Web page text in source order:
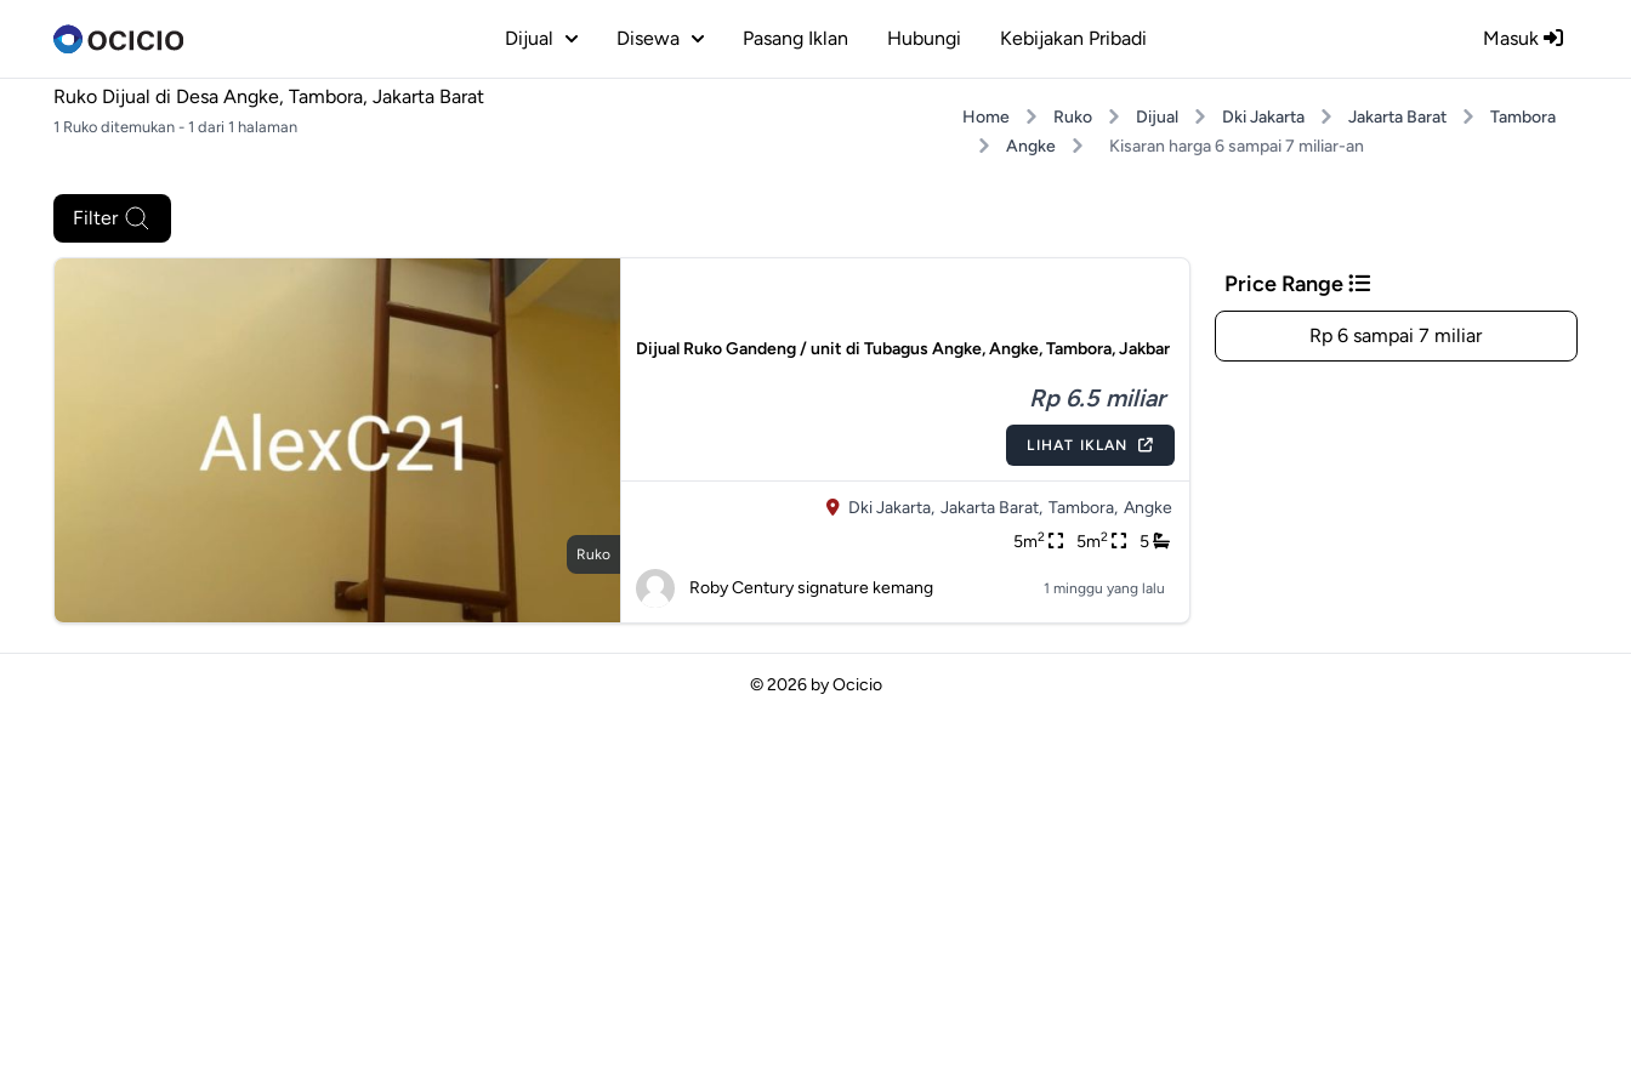
Masuk
Dijual Disewa Pasang Iklan Hubungi Kebijakan Pribadi
Ruko Dijual di Desa Angke, Tambora, Jakarta Barat
1 Ruko ditemukan - 1 dari 1 halaman Home Ruko Dijual Dki Jakarta Jakarta Barat
Tambora
Angke
Kisaran harga 6 sampai 7 miliar-an
Filter
Ruko
Dijual Ruko Gandeng / unit di Tubagus Angke, Angke, Tambora, Jakbar
Rp 6.5 miliar
LIHAT IKLAN
Dki Jakarta, Jakarta Barat, Tambora, Angke
5m2 5m2 5
Roby Century signature kemang 1 minggu yang lalu
Price Range
Rp 6 sampai 7 miliar
© 2026 byOcicio